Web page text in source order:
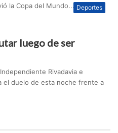
la Copa del Mundo.... Deportes
luego de ser
Rivadavia e
el duelo de esta noche frente a